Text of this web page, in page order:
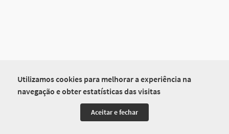
Utilizamos cookies para melhorar a experiência na
navegação e obter estatísticas das visitas
Aceitar e fechar